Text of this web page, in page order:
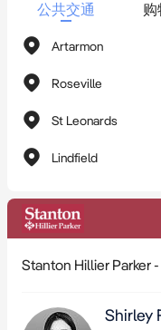
公共交通 购
Artarmon
Roseville
St Leonards
Lindfield
Stanton Hillier Parker
Shirley